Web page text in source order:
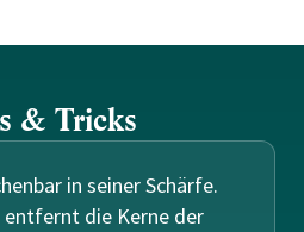
& Tricks
in seiner Schärfe.
die Kerne der